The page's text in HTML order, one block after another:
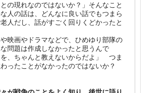
の現れなのではないか？」そんなこと
人の話は、どんなに良い話でもつまら
人だし、話がすごく回りくどかったと
映画やドラマなどで、ひめゆり部隊の
問題は作成しなかったと思うんで
、ちゃんと教えないからだよ」 つま
ったことがなかったのではないか？